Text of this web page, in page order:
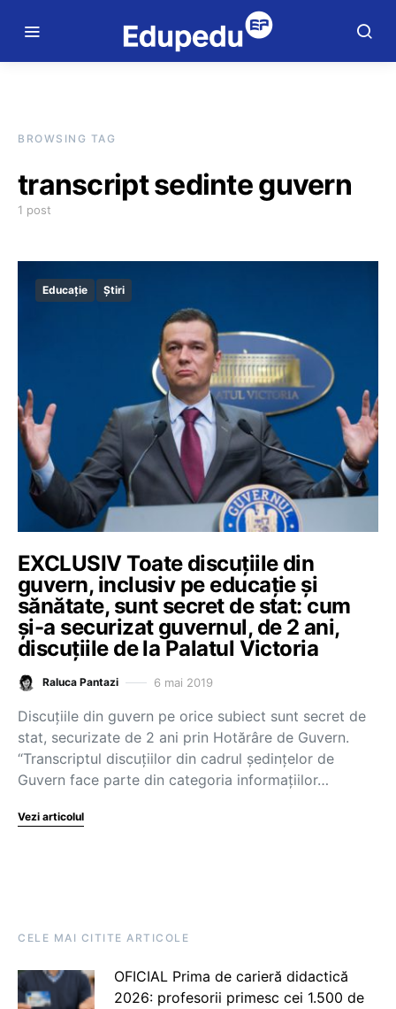
BROWSING TAG
transcript sedinte guvern
1 post
Educație Știri
EXCLUSIV Toate discuțiile din
guvern, inclusiv pe educație și
sănătate, sunt secret de stat: cum
și-a securizat guvernul, de 2 ani,
discuțiile de la Palatul Victoria
Raluca Pantazi 6 mai 2019
Discuțiile din guvern pe orice subiect sunt secret de
stat, securizate de 2 ani prin Hotărâre de Guvern.
“Transcriptul discuțiilor din cadrul ședințelor de
Guvern face parte din categoria informațiilor…
Vezi articolul
CELE MAI CITITE ARTICOLE
OFICIAL Prima de carieră didactică
2026: profesorii primesc cei 1.500 de